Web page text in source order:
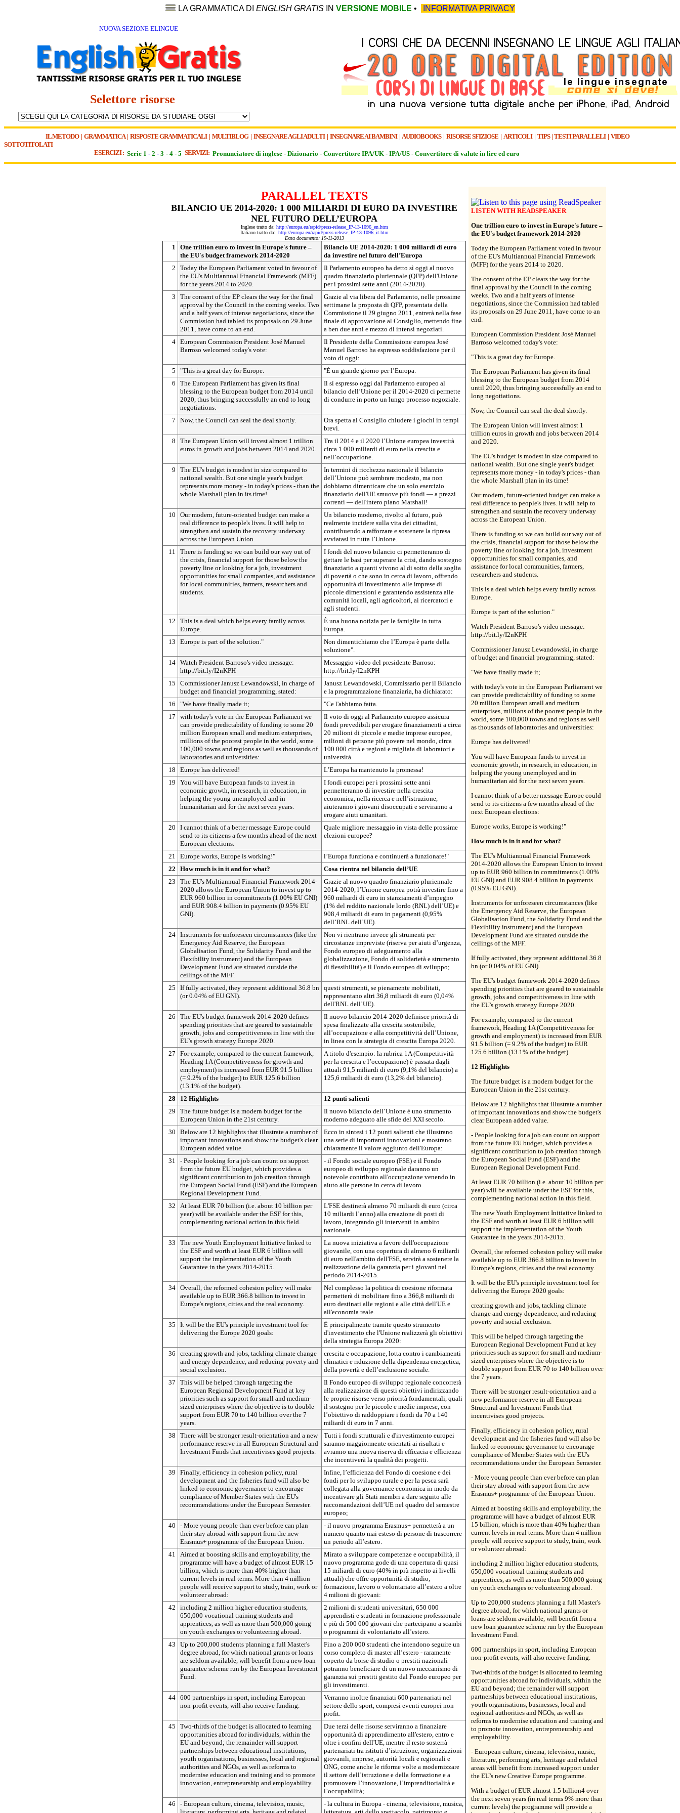
LA GRAMMATICA DI ENGLISH GRATIS IN VERSIONE MOBILE • INFORMATIVA PRIVACY
NUOVA SEZIONE ELINGUE
Selettore risorse
IL METODO| GRAMMATICA| RISPOSTE GRAMMATICALI| MULTIBLOG| INSEGNARE AGLI ADULTI | INSEGNARE AI BAMBINI| AUDIOBOOKS| RISORSE SFIZIOSE | ARTICOLI| TIPS|TESTI PARALLELI| VIDEO
SOTTOTITOLATI
ESERCIZI : Serie 1 - 2 - 3 - 4 - 5 SERVIZI: Pronunciatore di inglese - Dizionario - Convertitore IPA/UK - IPA/US - Convertitore di valute in lire ed euro
PARALLEL TEXTS
BILANCIO UE 2014-2020: 1 000 MILIARDI DI EURO DA INVESTIRE
NEL FUTURO DELL’EUROPA
Inglese tratto da: http://europa.eu/rapid/press-release_IP-13-1096_en.htm
Italiano tratto da: http://europa.eu/rapid/press-release_IP-13-1096_it.htm
Data documento: 19-11-2013
1
One trillion euro to invest in Europe's future –
the EU's budget framework 2014-2020
Bilancio UE 2014-2020: 1 000 miliardi di euro
da investire nel futuro dell’Europa
2
Today the European Parliament voted in favour of
the EU's Multiannual Financial Framework (MFF)
for the years 2014 to 2020.
Il Parlamento europeo ha detto sì oggi al nuovo
quadro finanziario pluriennale (QFP) dell'Unione
per i prossimi sette anni (2014-2020).
3
The consent of the EP clears the way for the final
approval by the Council in the coming weeks. Two
and a half years of intense negotiations, since the
Commission had tabled its proposals on 29 June
2011, have come to an end.
Grazie al via libera del Parlamento, nelle prossime
settimane la proposta di QFP, presentata della
Commissione il 29 giugno 2011, entrerà nella fase
finale di approvazione al Consiglio, mettendo fine
a ben due anni e mezzo di intensi negoziati.
4 European Commission President José Manuel
Barroso welcomed today's vote:
Il Presidente della Commissione europea José
Manuel Barroso ha espresso soddisfazione per il
voto di oggi:
5
"This is a great day for Europe.
"È un grande giorno per l’Europa.
6
The European Parliament has given its final
blessing to the European budget from 2014 until
2020, thus bringing successfully an end to long
negotiations.
Il sì espresso oggi dal Parlamento europeo al
bilancio dell’Unione per il 2014-2020 ci permette
di condurre in porto un lungo processo negoziale.
7 Now, the Council can seal the deal shortly.
Ora spetta al Consiglio chiudere i giochi in tempi
brevi.
8
The European Union will invest almost 1 trillion
euros in growth and jobs between 2014 and 2020.
Tra il 2014 e il 2020 l’Unione europea investirà
circa 1 000 miliardi di euro nella crescita e
nell’occupazione.
9
The EU's budget is modest in size compared to
national wealth. But one single year's budget
represents more money - in today's prices - than the
whole Marshall plan in its time!
In termini di ricchezza nazionale il bilancio
dell’Unione può sembrare modesto, ma non
dobbiamo dimenticare che un solo esercizio
finanziario dell'UE smuove più fondi — a prezzi
correnti — dell'intero piano Marshall!
10
Our modern, future-oriented budget can make a
real difference to people's lives. It will help to
strengthen and sustain the recovery underway
across the European Union.
Un bilancio moderno, rivolto al futuro, può
realmente incidere sulla vita dei cittadini,
contribuendo a rafforzare e sostenere la ripresa
avviatasi in tutta l’Unione.
11
There is funding so we can build our way out of
the crisis, financial support for those below the
poverty line or looking for a job, investment
opportunities for small companies, and assistance
for local communities, farmers, researchers and
students.
I fondi del nuovo bilancio ci permetteranno di
gettare le basi per superare la crisi, dando sostegno
finanziario a quanti vivono al di sotto della soglia
di povertà o che sono in cerca di lavoro, offrendo
opportunità di investimento alle imprese di
piccole dimensioni e garantendo assistenza alle
comunità locali, agli agricoltori, ai ricercatori e
agli studenti.
12
This is a deal which helps every family across
Europe.
È una buona notizia per le famiglie in tutta
Europa.
13
Europe is part of the solution."
Non dimentichiamo che l’Europa è parte della
soluzione".
14 Watch President Barroso's video message:
http://bit.ly/I2nKPH
Messaggio video del presidente Barroso:
http://bit.ly/I2nKPH
15
Commissioner Janusz Lewandowski, in charge of
budget and financial programming, stated:
Janusz Lewandowski, Commissario per il Bilancio
e la programmazione finanziaria, ha dichiarato:
16
"We have finally made it;
"Ce l'abbiamo fatta.
17
with today's vote in the European Parliament we
can provide predictability of funding to some 20
million European small and medium enterprises,
millions of the poorest people in the world, some
100,000 towns and regions as well as thousands of
laboratories and universities:
Il voto di oggi al Parlamento europeo assicura
fondi prevedibili per erogare finanziamenti a circa
20 milioni di piccole e medie imprese europee,
milioni di persone più povere nel mondo, circa
100 000 città e regioni e migliaia di laboratori e
università.
18
Europe has delivered!
L’Europa ha mantenuto la promessa!
19
You will have European funds to invest in
economic growth, in research, in education, in
helping the young unemployed and in
humanitarian aid for the next seven years.
I fondi europei per i prossimi sette anni
permetteranno di investire nella crescita
economica, nella ricerca e nell’istruzione,
aiuteranno i giovani disoccupati e serviranno a
erogare aiuti umanitari.
20
I cannot think of a better message Europe could
send to its citizens a few months ahead of the next
European elections:
Quale migliore messaggio in vista delle prossime
elezioni europee?
21 Europe works, Europe is working!"
l’Europa funziona e continuerà a funzionare!"
22
How much is in it and for what?
Cosa rientra nel bilancio dell’UE
23
The EU's Multiannual Financial Framework 2014-
2020 allows the European Union to invest up to
EUR 960 billion in commitments (1.00% EU GNI)
and EUR 908.4 billion in payments (0.95% EU
GNI).
Grazie al nuovo quadro finanziario pluriennale
2014-2020, l’Unione europea potrà investire fino a
960 miliardi di euro in stanziamenti d’impegno
(1% del reddito nazionale lordo (RNL) dell’UE) e
908,4 miliardi di euro in pagamenti (0,95%
dell’RNL dell’UE).
24 Instruments for unforeseen circumstances (like the
Emergency Aid Reserve, the European
Globalisation Fund, the Solidarity Fund and the
Flexibility instrument) and the European
Development Fund are situated outside the
ceilings of the MFF.
Non vi rientrano invece gli strumenti per
circostanze impreviste (riserva per aiuti d’urgenza,
Fondo europeo di adeguamento alla
globalizzazione, Fondo di solidarietà e strumento
di flessibilità) e il Fondo europeo di sviluppo;
25
If fully activated, they represent additional 36.8 bn
(or 0.04% of EU GNI).
questi strumenti, se pienamente mobilitati,
rappresentano altri 36,8 miliardi di euro (0,04%
dell'RNL dell’UE).
26
The EU's budget framework 2014-2020 defines
spending priorities that are geared to sustainable
growth, jobs and competitiveness in line with the
EU's growth strategy Europe 2020.
Il nuovo bilancio 2014-2020 definisce priorità di
spesa finalizzate alla crescita sostenibile,
all’occupazione e alla competitività dell’Unione,
in linea con la strategia di crescita Europa 2020.
27
For example, compared to the current framework,
Heading 1A (Competitiveness for growth and
employment) is increased from EUR 91.5 billion
(= 9.2% of the budget) to EUR 125.6 billion
(13.1% of the budget).
A titolo d'esempio: la rubrica 1A (Competitività
per la crescita e l’occupazione) è passata dagli
attuali 91,5 miliardi di euro (9,1% del bilancio) a
125,6 miliardi di euro (13,2% del bilancio).
28 12 Highlights
12 punti salienti
29
The future budget is a modern budget for the
European Union in the 21st century.
Il nuovo bilancio dell’Unione è uno strumento
moderno adeguato alle sfide del XXI secolo.
30
Below are 12 highlights that illustrate a number of
important innovations and show the budget's clear
European added value.
Ecco in sintesi i 12 punti salienti che illustrano
una serie di importanti innovazioni e mostrano
chiaramente il valore aggiunto dell'Europa:
31
- People looking for a job can count on support
from the future EU budget, which provides a
significant contribution to job creation through
the European Social Fund (ESF) and the European
Regional Development Fund.
- il Fondo sociale europeo (FSE) e il Fondo
europeo di sviluppo regionale daranno un
notevole contributo all'occupazione venendo in
aiuto alle persone in cerca di lavoro.
32
At least EUR 70 billion (i.e. about 10 billion per
year) will be available under the ESF for this,
complementing national action in this field.
L'FSE destinerà almeno 70 miliardi di euro (circa
10 miliardi l’anno) alla creazione di posti di
lavoro, integrando gli interventi in ambito
nazionale.
33
The new Youth Employment Initiative linked to
the ESF and worth at least EUR 6 billion will
support the implementation of the Youth
Guarantee in the years 2014-2015.
La nuova iniziativa a favore dell'occupazione
giovanile, con una copertura di almeno 6 miliardi
di euro nell'ambito dell'FSE, servirà a sostenere la
realizzazione della garanzia per i giovani nel
periodo 2014-2015.
34 Overall, the reformed cohesion policy will make
available up to EUR 366.8 billion to invest in
Europe's regions, cities and the real economy.
Nel complesso la politica di coesione riformata
permetterà di mobilitare fino a 366,8 miliardi di
euro destinati alle regioni e alle città dell'UE e
all'economia reale.
35
It will be the EU's principle investment tool for
delivering the Europe 2020 goals:
È principalmente tramite questo strumento
d'investimento che l'Unione realizzerà gli obiettivi
della strategia Europa 2020:
36
creating growth and jobs, tackling climate change
and energy dependence, and reducing poverty and
social exclusion.
crescita e occupazione, lotta contro i cambiamenti
climatici e riduzione della dipendenza energetica,
della povertà e dell’esclusione sociale.
37
This will be helped through targeting the
European Regional Development Fund at key
priorities such as support for small and medium-
sized enterprises where the objective is to double
support from EUR 70 to 140 billion over the 7
years.
Il Fondo europeo di sviluppo regionale concorrerà
alla realizzazione di questi obiettivi indirizzando
le proprie risorse verso priorità fondamentali, quali
il sostegno per le piccole e medie imprese, con
l’obiettivo di raddoppiare i fondi da 70 a 140
miliardi di euro in 7 anni.
38
There will be stronger result-orientation and a new
performance reserve in all European Structural and
Investment Funds that incentivises good projects.
Tutti i fondi strutturali e d'investimento europei
saranno maggiormente orientati ai risultati e
avranno una nuova riserva di efficacia e efficienza
che incentiverà la qualità dei progetti.
39
Finally, efficiency in cohesion policy, rural
development and the fisheries fund will also be
linked to economic governance to encourage
compliance of Member States with the EU's
recommendations under the European Semester.
Infine, l’efficienza del Fondo di coesione e dei
fondi per lo sviluppo rurale e per la pesca sarà
collegata alla governance economica in modo da
incentivare gli Stati membri a dare seguito alle
raccomandazioni dell’UE nel quadro del semestre
europeo;
40
- More young people than ever before can plan
their stay abroad with support from the new
Erasmus+ programme of the European Union.
- il nuovo programma Erasmus+ permetterà a un
numero quanto mai esteso di persone di trascorrere
un periodo all’estero.
41
Aimed at boosting skills and employability, the
programme will have a budget of almost EUR 15
billion, which is more than 40% higher than
current levels in real terms. More than 4 million
people will receive support to study, train, work or
volunteer abroad:
Mirato a sviluppare competenze e occupabilità, il
nuovo programma gode di una copertura di quasi
15 miliardi di euro (40% in più rispetto ai livelli
attuali) che offre opportunità di studio,
formazione, lavoro o volontariato all’estero a oltre
4 milioni di giovani:
42
including 2 million higher education students,
650,000 vocational training students and
apprentices, as well as more than 500,000 going
on youth exchanges or volunteering abroad.
2 milioni di studenti universitari, 650 000
apprendisti e studenti in formazione professionale
e più di 500 000 giovani che partecipano a scambi
o programmi di volontariato all’estero.
43
Up to 200,000 students planning a full Master's
degree abroad, for which national grants or loans
are seldom available, will benefit from a new loan
guarantee scheme run by the European Investment
Fund.
Fino a 200 000 studenti che intendono seguire un
corso completo di master all’estero - raramente
coperto da borse di studio o prestiti nazionali -
potranno beneficiare di un nuovo meccanismo di
garanzia sui prestiti gestito dal Fondo europeo per
gli investimenti.
44 600 partnerships in sport, including European
non-profit events, will also receive funding.
Verranno inoltre finanziati 600 partenariati nel
settore dello sport, compresi eventi europei non
profit.
45
Two-thirds of the budget is allocated to learning
opportunities abroad for individuals, within the
EU and beyond; the remainder will support
partnerships between educational institutions,
youth organisations, businesses, local and regional
authorities and NGOs, as well as reforms to
modernise education and training and to promote
innovation, entrepreneurship and employability.
Due terzi delle risorse serviranno a finanziare
opportunità di apprendimento all'estero, entro e
oltre i confini dell'UE, mentre il resto sosterrà
partenariati tra istituti d’istruzione, organizzazioni
giovanili, imprese, autorità locali e regionali e
ONG, come anche le riforme volte a modernizzare
il settore dell’istruzione e della formazione e a
promuovere l’innovazione, l’imprenditorialità e
l’occupabilità;
46
- European culture, cinema, television, music,
- la cultura in Europa - cinema, televisione, musica,
LISTEN WITH READSPEAKER
One trillion euro to invest in Europe's future –
the EU's budget framework 2014-2020
Today the European Parliament voted in favour
of the EU's Multiannual Financial Framework
(MFF) for the years 2014 to 2020.
The consent of the EP clears the way for the
final approval by the Council in the coming
weeks. Two and a half years of intense
negotiations, since the Commission had tabled
its proposals on 29 June 2011, have come to an
end.
European Commission President José Manuel
Barroso welcomed today's vote:
"This is a great day for Europe.
The European Parliament has given its final
blessing to the European budget from 2014
until 2020, thus bringing successfully an end to
long negotiations.
Now, the Council can seal the deal shortly.
The European Union will invest almost 1
trillion euros in growth and jobs between 2014
and 2020.
The EU's budget is modest in size compared to
national wealth. But one single year's budget
represents more money - in today's prices - than
the whole Marshall plan in its time!
Our modern, future-oriented budget can make a
real difference to people's lives. It will help to
strengthen and sustain the recovery underway
across the European Union.
There is funding so we can build our way out of
the crisis, financial support for those below the
poverty line or looking for a job, investment
opportunities for small companies, and
assistance for local communities, farmers,
researchers and students.
This is a deal which helps every family across
Europe.
Europe is part of the solution."
Watch President Barroso's video message:
http://bit.ly/I2nKPH
Commissioner Janusz Lewandowski, in charge
of budget and financial programming, stated:
"We have finally made it;
with today's vote in the European Parliament we
can provide predictability of funding to some
20 million European small and medium
enterprises, millions of the poorest people in the
world, some 100,000 towns and regions as well
as thousands of laboratories and universities:
Europe has delivered!
You will have European funds to invest in
economic growth, in research, in education, in
helping the young unemployed and in
humanitarian aid for the next seven years.
I cannot think of a better message Europe could
send to its citizens a few months ahead of the
next European elections:
Europe works, Europe is working!"
How much is in it and for what?
The EU's Multiannual Financial Framework
2014-2020 allows the European Union to invest
up to EUR 960 billion in commitments (1.00%
EU GNI) and EUR 908.4 billion in payments
(0.95% EU GNI).
Instruments for unforeseen circumstances (like
the Emergency Aid Reserve, the European
Globalisation Fund, the Solidarity Fund and the
Flexibility instrument) and the European
Development Fund are situated outside the
ceilings of the MFF.
If fully activated, they represent additional 36.8
bn (or 0.04% of EU GNI).
The EU's budget framework 2014-2020 defines
spending priorities that are geared to sustainable
growth, jobs and competitiveness in line with
the EU's growth strategy Europe 2020.
For example, compared to the current
framework, Heading 1A (Competitiveness for
growth and employment) is increased from EUR
91.5 billion (= 9.2% of the budget) to EUR
125.6 billion (13.1% of the budget).
12 Highlights
The future budget is a modern budget for the
European Union in the 21st century.
Below are 12 highlights that illustrate a number
of important innovations and show the budget's
clear European added value.
- People looking for a job can count on support
from the future EU budget, which provides a
significant contribution to job creation through
the European Social Fund (ESF) and the
European Regional Development Fund.
At least EUR 70 billion (i.e. about 10 billion per
year) will be available under the ESF for this,
complementing national action in this field.
The new Youth Employment Initiative linked to
the ESF and worth at least EUR 6 billion will
support the implementation of the Youth
Guarantee in the years 2014-2015.
Overall, the reformed cohesion policy will make
available up to EUR 366.8 billion to invest in
Europe's regions, cities and the real economy.
It will be the EU's principle investment tool for
delivering the Europe 2020 goals:
creating growth and jobs, tackling climate
change and energy dependence, and reducing
poverty and social exclusion.
This will be helped through targeting the
European Regional Development Fund at key
priorities such as support for small and medium-
sized enterprises where the objective is to
double support from EUR 70 to 140 billion over
the 7 years.
There will be stronger result-orientation and a
new performance reserve in all European
Structural and Investment Funds that
incentivises good projects.
Finally, efficiency in cohesion policy, rural
development and the fisheries fund will also be
linked to economic governance to encourage
compliance of Member States with the EU's
recommendations under the European Semester.
- More young people than ever before can plan
their stay abroad with support from the new
Erasmus+ programme of the European Union.
Aimed at boosting skills and employability, the
programme will have a budget of almost EUR
15 billion, which is more than 40% higher than
current levels in real terms. More than 4 million
people will receive support to study, train, work
or volunteer abroad:
including 2 million higher education students,
650,000 vocational training students and
apprentices, as well as more than 500,000 going
on youth exchanges or volunteering abroad.
Up to 200,000 students planning a full Master's
degree abroad, for which national grants or
loans are seldom available, will benefit from a
new loan guarantee scheme run by the European
Investment Fund.
600 partnerships in sport, including European
non-profit events, will also receive funding.
Two-thirds of the budget is allocated to learning
opportunities abroad for individuals, within the
EU and beyond; the remainder will support
partnerships between educational institutions,
youth organisations, businesses, local and
regional authorities and NGOs, as well as
reforms to modernise education and training and
to promote innovation, entrepreneurship and
employability.
- European culture, cinema, television, music,
literature, performing arts, heritage and related
areas will benefit from increased support under
the EU's new Creative Europe programme.
With a budget of EUR almost 1.5 billion4 over
the next seven years (in real terms 9% more than
current levels) the programme will provide a